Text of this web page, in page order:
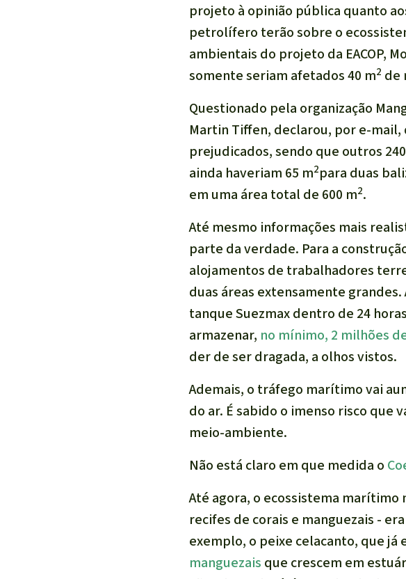
projeto à opinião pública quanto
petrolífero terão sobre o
ambientais do projeto da EACOP,
somente seriam afetados 40 m2 de
Questionado pela organização
Martin Tiffen, declarou, por e-mail,
prejudicados, sendo que outros
ainda haveriam 65 m2para duas
em uma área total de 600 m2.
Até mesmo informações mais
parte da verdade. Para a
alojamentos de trabalhadores
duas áreas extensamente
tanque Suezmax dentro de 24
armazenar, no mínimo, 2 milhões
der de ser dragada, a olhos vistos.
Ademais, o tráfego marítimo vai
do ar. É sabido o imenso risco que
meio-ambiente.
Não está claro em que medida o
Até agora, o ecossistema
recifes de corais e manguezais -
exemplo, o peixe celacanto, que
manguezais que crescem em